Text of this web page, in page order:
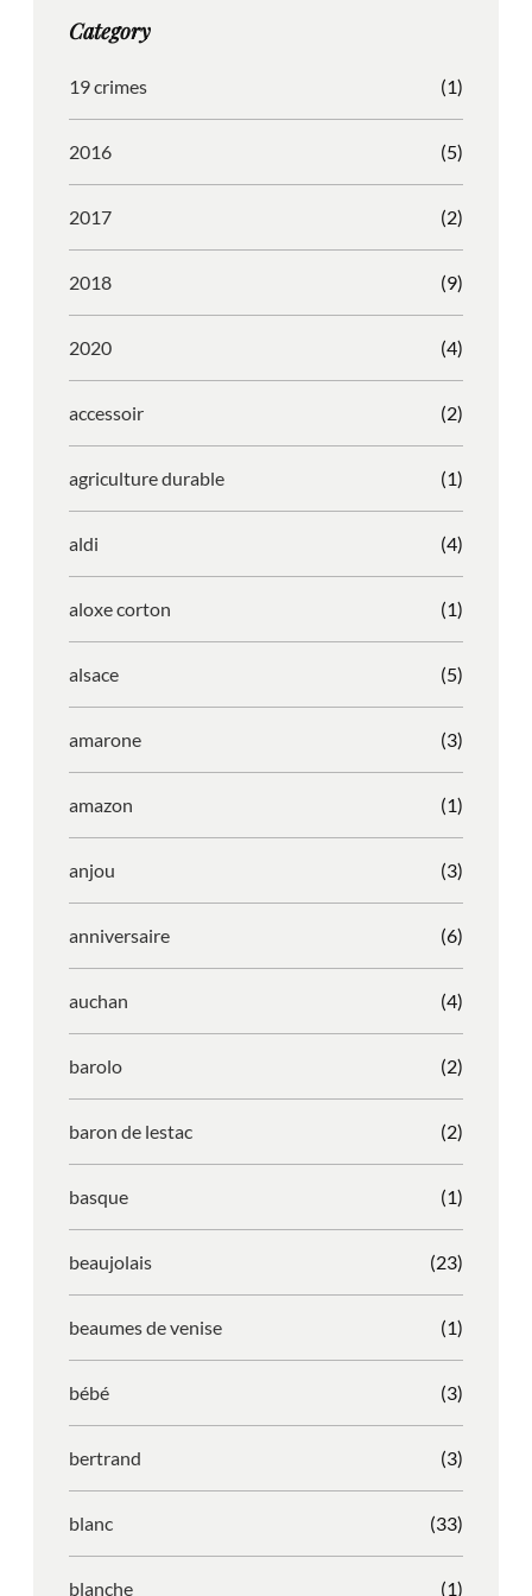
r
m
o
Category
19 crimes (1)
2016 (5)
2017 (2)
2018 (9)
2020 (4)
accessoir (2)
agriculture durable (1)
aldi (4)
aloxe corton (1)
alsace (5)
amarone (3)
amazon (1)
anjou (3)
anniversaire (6)
auchan (4)
barolo (2)
baron de lestac (2)
basque (1)
beaujolais (23)
beaumes de venise (1)
bébé (3)
bertrand (3)
blanc (33)
blanche (1)